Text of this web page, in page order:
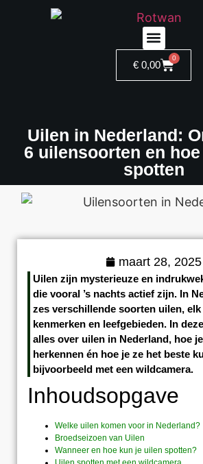
€ 0,00
0
Uilen in Nederland:
6 uilensoorten en
spotten
maart 28, 2025
Uilen zijn mysterieuze en
die vooral ’s nachts actief zijn. In
zes verschillende soorten uilen,
kenmerken en leefgebieden. In
alles over uilen in Nederland, hoe
herkennen én hoe je ze het beste
bijvoorbeeld met een wildcamera.
Inhoudsopgave
Welke uilen komen voor in Nederland?
Broedseizoen van Uilen
Wanneer en hoe kun je uilen spotten?